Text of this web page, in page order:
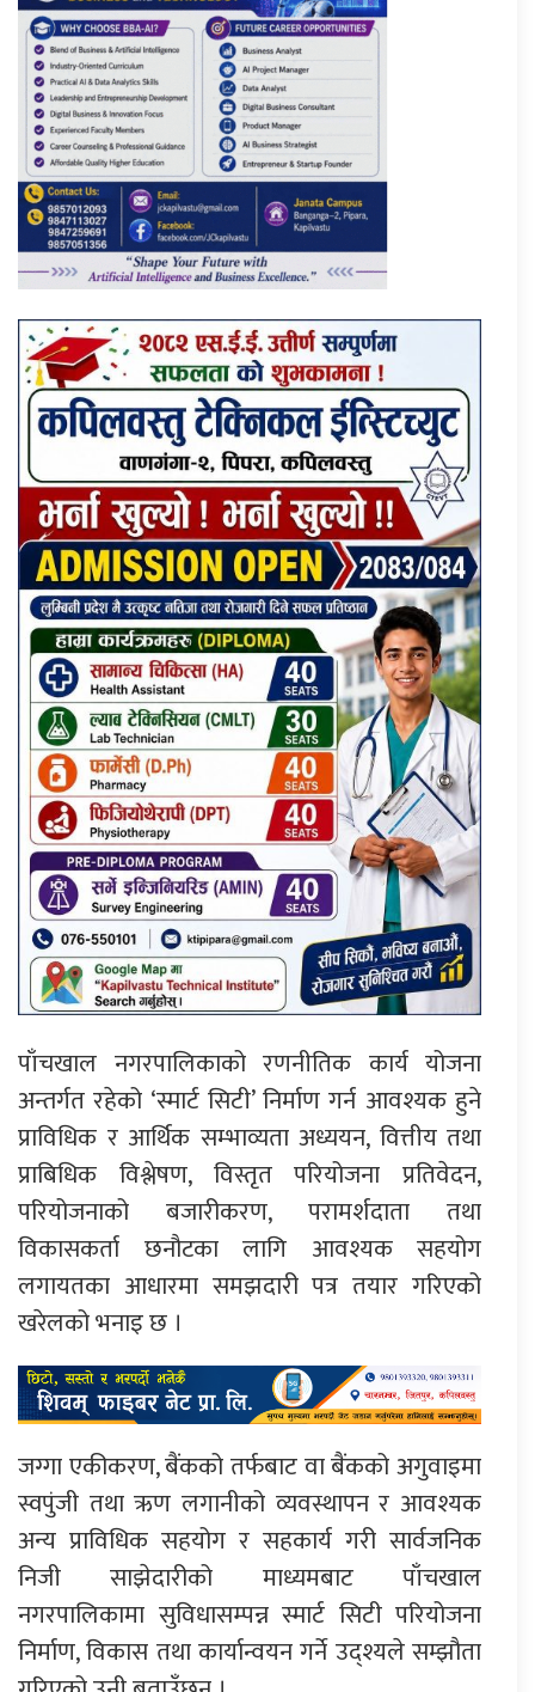
पाँचखाल नगरपालिकाको रणनीतिक कार्य योजना
अन्तर्गत रहेको ‘स्मार्ट सिटी’ निर्माण गर्न आवश्यक हुने
प्राविधिक र आर्थिक सम्भाव्यता अध्ययन, वित्तीय तथा
प्राबिधिक विश्लेषण, विस्तृत परियोजना प्रतिवेदन,
परियोजनाको बजारीकरण, परामर्शदाता तथा
विकासकर्ता छनौटका लागि आवश्यक सहयोग
लगायतका आधारमा समझदारी पत्र तयार गरिएको
खरेलको भनाइ छ ।
जग्गा एकीकरण, बैंकको तर्फबाट वा बैंकको अगुवाइमा
स्वपुंजी तथा ऋण लगानीको व्यवस्थापन र आवश्यक
अन्य प्राविधिक सहयोग र सहकार्य गरी सार्वजनिक
निजी साझेदारीको माध्यमबाट पाँचखाल
नगरपालिकामा सुविधासम्पन्न स्मार्ट सिटी परियोजना
निर्माण, विकास तथा कार्यान्वयन गर्ने उद्श्यले सम्झौता